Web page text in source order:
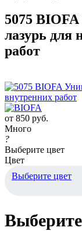
5075
лазурь для
работ
от 850 руб.
Много
?
Выберите цвет
Цвет
Выберите цвет